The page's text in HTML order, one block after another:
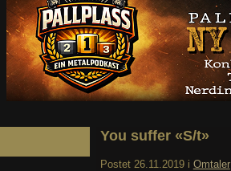
You suffer «S/t»
Postet 26.11.2019 i Omtaler